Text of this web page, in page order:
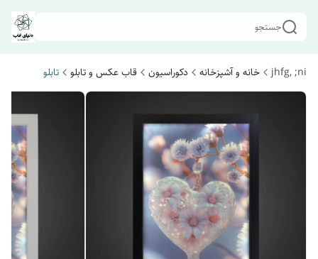
جستجو
jhfg, ;ni خانه و آشپزخانه دکوراسیون قاب عکس و تابلو تابلو